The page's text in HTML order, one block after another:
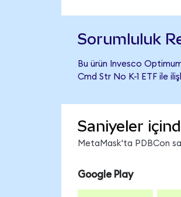
Sorumluluk
Bu ürün Invesco
Cmd Str No K-1 ETF ile
Saniyeler
MetaMask'ta PDBCon
Google Play